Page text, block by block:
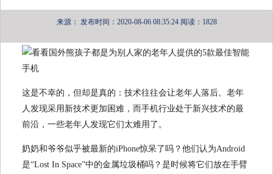
来源： 发布时间：2020-08-06 08:35:24 阅读：1828
这是不幸的，但却是真的：技术往往会让老年人落后。老年
人发现采用新技术更加困难，而手机行业处于新兴技术的最
前沿，一些老年人发现它们太难用了。
奶奶和爷爷似乎被最新的iPhone惊呆了吗？他们认为Android
是“Lost In Space”中的金属垃圾桶吗？是时候将它们放在手臂